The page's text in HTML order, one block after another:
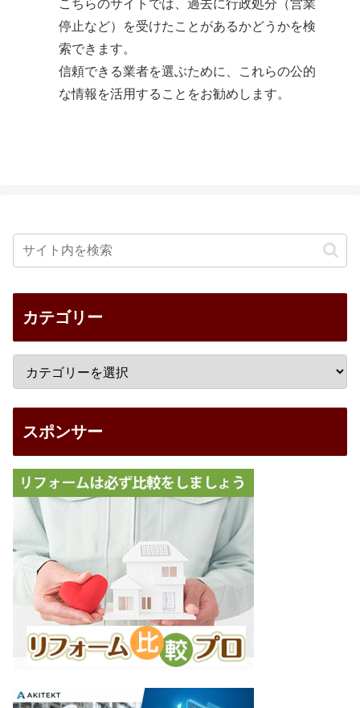
こちらのサイトでは、過去に行政処分（営業
停止など）を受けたことがあるかどうかを検
索できます。
信頼できる業者を選ぶために、これらの公的
な情報を活用することをお勧めします。
カテゴリー
スポンサー